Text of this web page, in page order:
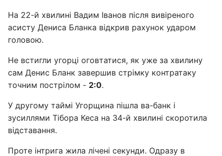
На 22-й хвилині Вадим Іванов після вивіреного
асисту Дениса Бланка відкрив рахунок ударом
головою.
Не встигли угорці оговтатися, як уже за хвилину
сам Денис Бланк завершив стрімку контратаку
точним пострілом - 2:0.
У другому таймі Угорщина пішла ва-банк і
зусиллями Тібора Кеса на 34-й хвилині скоротила
відставання.
Проте інтрига жила лічені секунди. Одразу в